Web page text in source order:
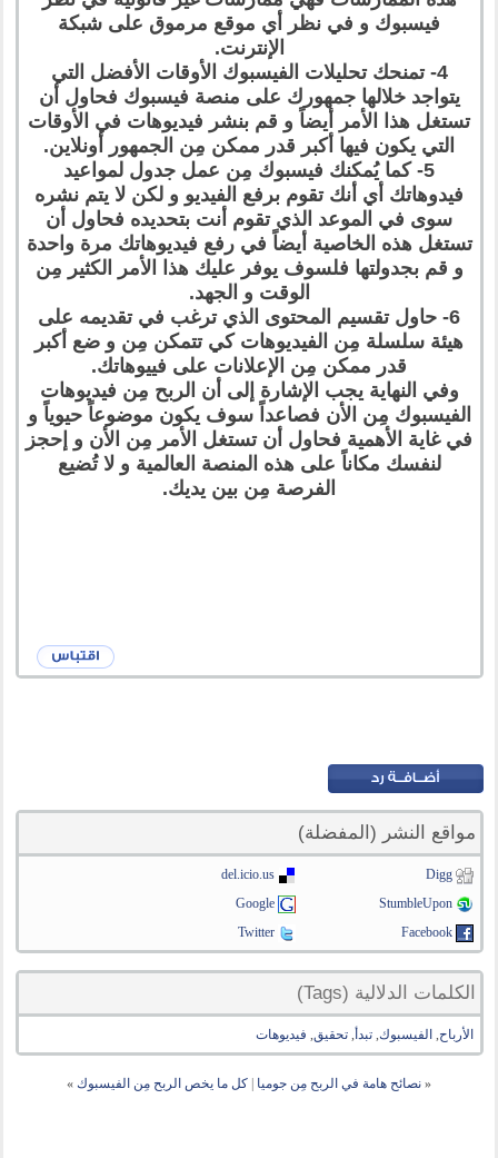
فيسبوك و في نظر أي موقع مرموق على شبكة
الإنترنت.
4- تمنحك تحليلات الفيسبوك الأوقات الأفضل التي
يتواجد خلالها جمهورك على منصة فيسبوك فحاول أن
تستغل هذا الأمر أيضاً و قم بنشر فيديوهات في الأوقات
التي يكون فيها أكبر قدر ممكن مِن الجمهور أونلاين.
5- كما يُمكنك فيسبوك مِن عمل جدول لمواعيد
فيدوهاتك أي أنك تقوم برفع الفيديو و لكن لا يتم نشره
سوى في الموعد الذي تقوم أنت بتحديده فحاول أن
تستغل هذه الخاصية أيضاً في رفع فيديوهاتك مرة واحدة
و قم بجدولتها فلسوف يوفر عليك هذا الأمر الكثير مِن
الوقت و الجهد.
6- حاول تقسيم المحتوى الذي ترغب في تقديمه على
هيئة سلسلة مِن الفيديوهات كي تتمكن مِن و ضع أكبر
قدر ممكن مِن الإعلانات على فييوهاتك.
وفي النهاية يجب الإشارة إلى أن الربح مِن فيديوهات
الفيسبوك مِن الأن فصاعداً سوف يكون موضوعاً حيوياً و
في غاية الأهمية فحاول أن تستغل الأمر مِن الأن و إحجز
لنفسك مكاناً على هذه المنصة العالمية و لا تُضيع
الفرصة مِن بين يديك.
مواقع النشر (المفضلة)
Digg
del.icio.us
StumbleUpon
Google
Facebook
Twitter
الكلمات الدلالية (Tags)
الأرباح, الفيسبوك,تبدأ ,تحقيق, فيديوهات
« نصائح هامة في الربح مِن جوميا كل ما يخص الربح مِن الفيسبوك »